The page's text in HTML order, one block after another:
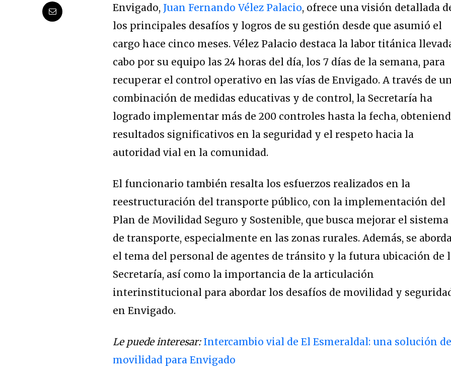
Envigado, Juan Fernando Vélez Palacio, ofrece una visión detallada
los principales desafíos y logros de su gestión desde que asumió el
cargo hace cinco meses. Vélez Palacio destaca la labor titánica
cabo por su equipo las 24 horas del día, los 7 días de la semana, para
recuperar el control operativo en las vías de Envigado. A través de
combinación de medidas educativas y de control, la Secretaría ha
logrado implementar más de 200 controles hasta la fecha,
resultados significativos en la seguridad y el respeto hacia la
autoridad vial en la comunidad.
El funcionario también resalta los esfuerzos realizados en la
reestructuración del transporte público, con la implementación del
Plan de Movilidad Seguro y Sostenible, que busca mejorar el sistema
de transporte, especialmente en las zonas rurales. Además, se aborda
el tema del personal de agentes de tránsito y la futura ubicación de
Secretaría, así como la importancia de la articulación
interinstitucional para abordar los desafíos de movilidad y
en Envigado.
Le puede interesar: Intercambio vial de El Esmeraldal: una solución de
movilidad para Envigado